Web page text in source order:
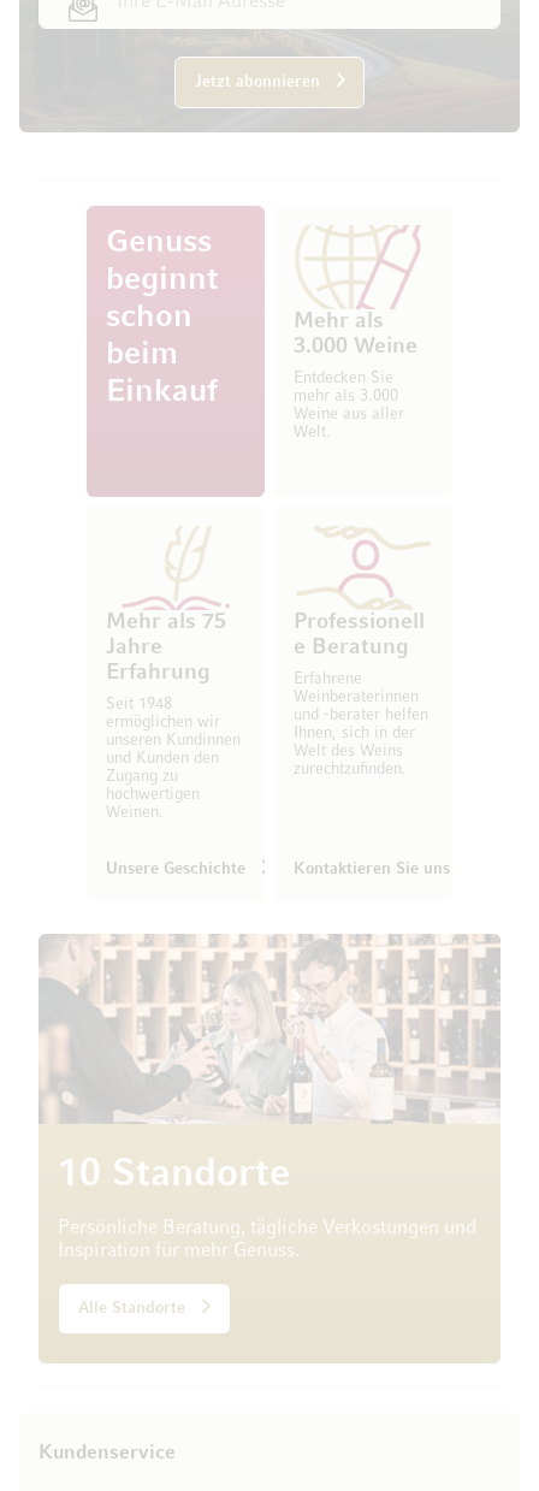
Jetzt abonnieren
Genuss
beginnt
schon
beim
Einkauf
Mehr als
3.000 Weine
Entdecken Sie
mehr als 3.000
Weine aus aller
Welt.
Mehr als 75
Jahre
Erfahrung
Seit 1948
ermöglichen wir
unseren Kundinnen
und Kunden den
Zugang zu
hochwertigen
Weinen.
Unsere Geschichte
Professionell
e Beratung
Erfahrene
Weinberaterinnen
und -berater helfen
Ihnen, sich in der
Welt des Weins
zurechtzufinden.
Kontaktieren Sie uns
10 Standorte
Persönliche Beratung, tägliche Verkostungen und
Inspiration für mehr Genuss.
Alle Standorte
Kundenservice